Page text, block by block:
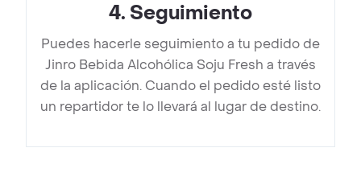
4. Seguimiento
Puedes hacerle seguimiento a tu pedido de
Jinro Bebida Alcohólica Soju Fresh a través
de la aplicación. Cuando el pedido esté listo
un repartidor te lo llevará al lugar de destino.